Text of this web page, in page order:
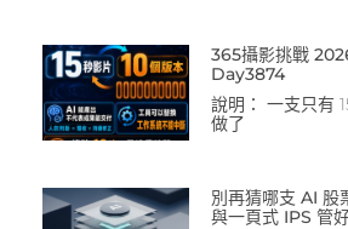
365攝影挑戰
Day3874
說明： 一支只有
做了
別再猜哪支 AI 股
與一頁式 IPS 管